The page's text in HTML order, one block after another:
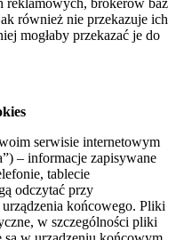
również nie przekazuje ich
mogłaby przekazać je do
serwisie internetowym
– informacje zapisywane
tablecie
odczytać przy
końcowego. Pliki
w szczególności pliki